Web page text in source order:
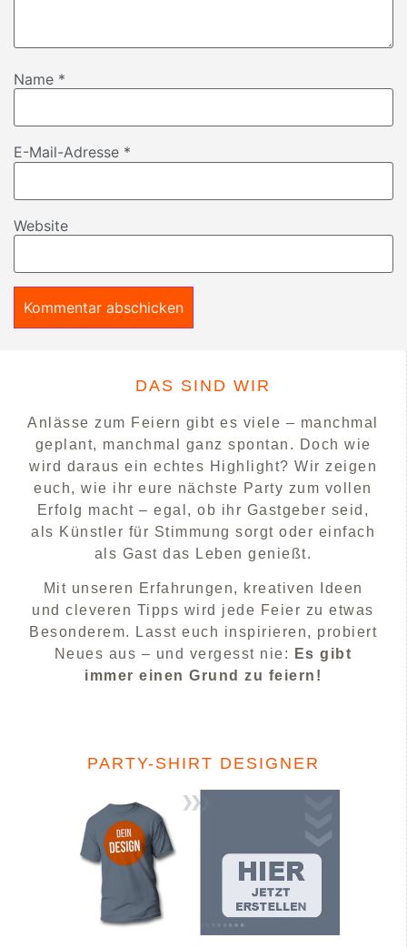
Name *
E-Mail-Adresse *
Website
DAS SIND WIR
Anlässe zum Feiern gibt es viele – manchmal
geplant, manchmal ganz spontan. Doch wie
wird daraus ein echtes Highlight? Wir zeigen
euch, wie ihr eure nächste Party zum vollen
Erfolg macht – egal, ob ihr Gastgeber seid,
als Künstler für Stimmung sorgt oder einfach
als Gast das Leben genießt.
Mit unseren Erfahrungen, kreativen Ideen
und cleveren Tipps wird jede Feier zu etwas
Besonderem. Lasst euch inspirieren, probiert
Neues aus – und vergesst nie:
Es gibt
immer einen Grund zu feiern!
PARTY-SHIRT DESIGNER